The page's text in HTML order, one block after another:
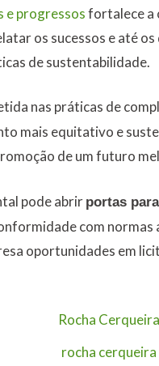
e progressosfortalece a
os sucessos e até
de sustentabilidade.
nas práticas de
mais equitativo e
de um futuro
pode abrir portas
com
oportunidades em